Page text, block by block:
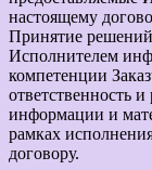
настоящему
Принятие решений
Исполнителем
компетенции
ответственность
информации и
рамках
договору.